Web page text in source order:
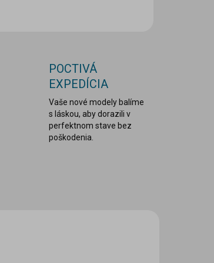
POCTIVÁ
EXPEDÍCIA
Vaše nové modely balíme
s láskou, aby dorazili v
perfektnom stave bez
poškodenia.